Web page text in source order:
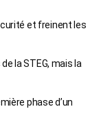
et freinent les
la STEG, mais la
phase d’un